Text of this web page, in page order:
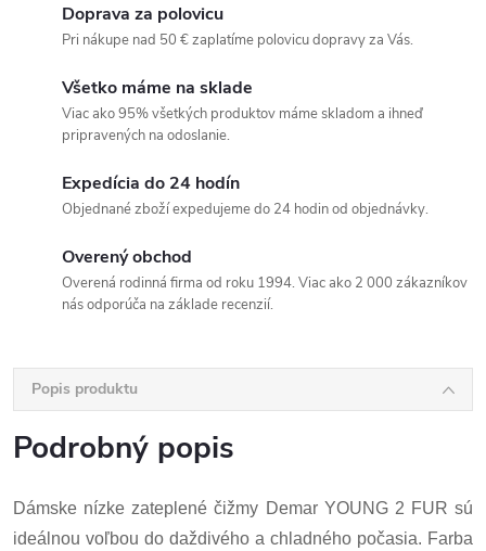
Doprava za polovicu
Pri nákupe nad 50 € zaplatíme polovicu dopravy za Vás.
Všetko máme na sklade
Viac ako 95% všetkých produktov máme skladom a ihneď
pripravených na odoslanie.
Expedícia do 24 hodín
Objednané zboží expedujeme do 24 hodin od objednávky.
Overený obchod
Overená rodinná firma od roku 1994. Viac ako 2 000 zákazníkov
nás odporúča na základe recenzií.
Popis produktu
Podrobný popis
Dámske nízke zateplené čižmy Demar YOUNG 2 FUR sú
ideálnou voľbou do daždivého a chladného počasia. Farba